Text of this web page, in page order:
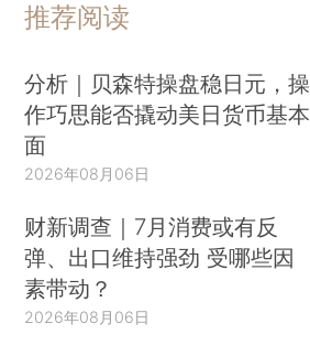
推荐阅读
分析｜贝森特操盘稳日元，操
作巧思能否撬动美日货币基本
面
2026年08月06日
财新调查｜7月消费或有反
弹、出口维持强劲 受哪些因
素带动？
2026年08月06日